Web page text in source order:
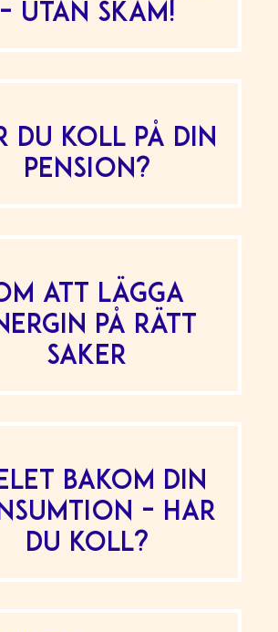
– utan skam!
du koll på din
pension?
att lägga
på rätt
saker
bakom din
– har
du koll?